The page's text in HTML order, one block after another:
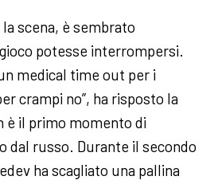
scena, è sembrato
gioco potesse interrompersi.
medical time out per i
crampi no”, ha risposto la
è il primo momento di
dal russo. Durante il secondo
ha scagliato una pallina